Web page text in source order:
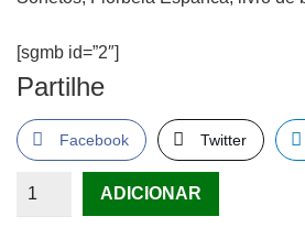
[sgmb id=”2″]
Partilhe
Facebook Twitter
QuantidadeADICIONAR